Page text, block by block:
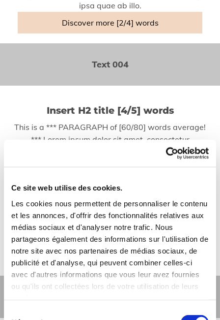
Ce site web utilise des cookies.
Les cookies nous permettent de personnaliser le contenu
et les annonces, d'offrir des fonctionnalités relatives aux
médias sociaux et d'analyser notre trafic. Nous
partageons également des informations sur l'utilisation de
notre site avec nos partenaires de médias sociaux, de
publicité et d'analyse, qui peuvent combiner celles-ci
avec d'autres informations que vous leur avez fournies
ou qu'ils ont collectées lors de votre utilisation de leurs
ipsa quae ab illo.
Discover more [2/4] words
Text 004
Insert H2 title [4/5] words
This is a *** PARAGRAPH of [60/80] words average!
*** Lorem ipsum dolor sit amet, consectetur
adipiscing elit, sed do eiusmod tempor incididunt ut
ut aliquip ex ea commodo consequat. Duis aute irure
dolor in reprehenderit in voluptate velit esse cillum
dolore eu fugiat nulla pariatur. Excepteur sint
occaecat cupi datat non proident, sunt in culpa qui
officia deserunt, eaque ipsa quae ab illo.
Discover more [2/4] words